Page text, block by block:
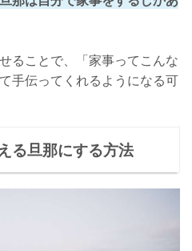
ることで、「家事ってこんな
手伝ってくれるようになる可
る旦那にする方法